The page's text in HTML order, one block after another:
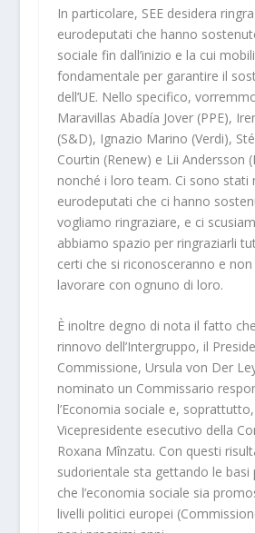
In particolare, SEE desidera
eurodeputati che hanno
sociale fin dall’inizio e la cui
fondamentale per garantire il
dell’UE. Nello specifico,
Maravillas Abadía Jover (PPE),
(S&D), Ignazio Marino (Verdi),
Courtin (Renew) e Lii Andersson
nonché i loro team. Ci sono stati
eurodeputati che ci hanno
vogliamo ringraziare, e ci
abbiamo spazio per ringraziarli
certi che si riconosceranno e non
lavorare con ognuno di loro.
È inoltre degno di nota il fatto
rinnovo dell’Intergruppo, il
Commissione, Ursula von Der
nominato un Commissario
l’Economia sociale e,
Vicepresidente esecutivo della
Roxana Mînzatu. Con questi
sudorientale sta gettando le basi
che l’economia sociale sia
livelli politici europei